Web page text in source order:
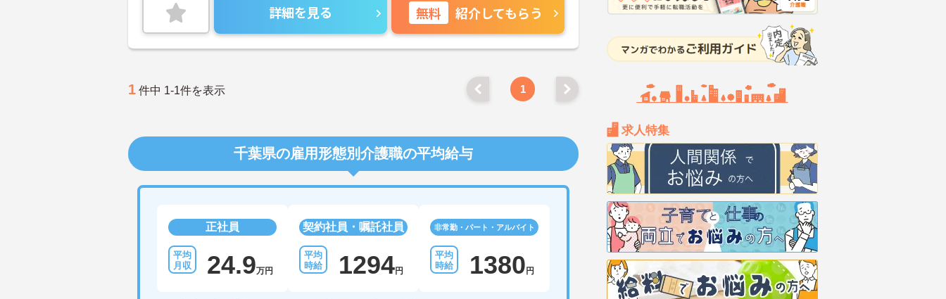
求人特集
詳細を見る 無料 紹介してもらう
1 件中 1-1件を表示 1
千葉県の雇用形態別介護職の平均給与
正社員
24.9万円
契約社員・嘱託社員
1294円
非常勤・パート・アルバイト
1380 円